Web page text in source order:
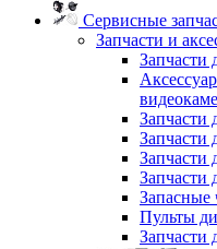
Сервисные
Запчасти и
Запчасти
Запчасти
Запчасти
Запчасти
Запчасти
Запасные
Пульты
Запчасти